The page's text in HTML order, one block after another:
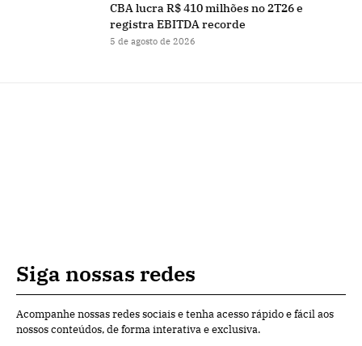
CBA lucra R$ 410 milhões no 2T26 e
registra EBITDA recorde
5 de agosto de 2026
Siga nossas redes
Acompanhe nossas redes sociais e tenha acesso rápido e fácil aos
nossos conteúdos, de forma interativa e exclusiva.